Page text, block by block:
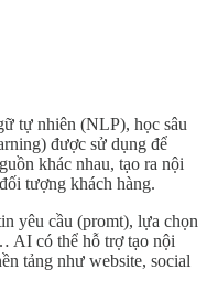
tự nhiên (NLP), học sâu
được sử dụng để
khác nhau, tạo ra nội
tượng khách hàng.
yêu cầu (promt), lựa chọn
AI có thể hỗ trợ tạo nội
tảng như website, social